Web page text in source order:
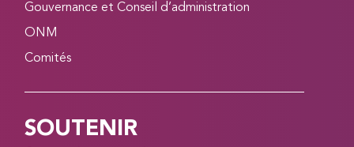
Gouvernance et Conseil d’administration
ONM
Comités
SOUTENIR